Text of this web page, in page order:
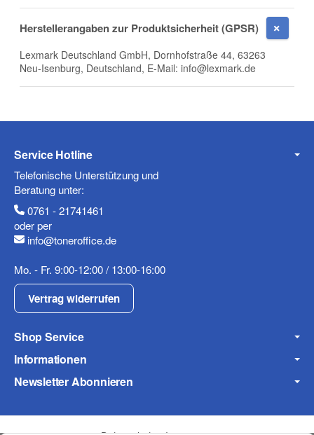
Firma
Telefon
Mobiltelefon
Fax
Herstellerangaben zur Produktsicherheit (GPSR)
Lexmark Deutschland GmbH, Dornhofstraße 44, 63263
Neu-Isenburg, Deutschland, E-Mail: info@lexmark.de
Service Hotline
Telefonische Unterstützung und
Beratung unter:
0761 - 21741461
oder per
info@toneroffice.de
Mo. - Fr. 9:00-12:00 / 13:00-16:00
Vertrag widerrufen
Shop Service
Informationen
Newsletter Abonnieren